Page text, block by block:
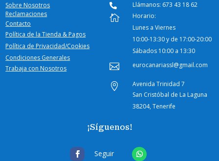
Sobre Nosotros
Reclamaciones
Contacto
Política de la Tienda & Pagos
Política de Privacidad/Cookies
Condiciones Generales
Trabaja con Nosotros
 Llámanos: 673 43 18 62

Horario:
Lunes a Viernes
10:00-13:30 y de 17:00-20:00
Sábados 10:00 a 13:30
 eurocanariassl@gmail.com

Avenida Trinidad 7
San Cristóbal de La Laguna
38204, Tenerife
¡Síguenos!
Seguir